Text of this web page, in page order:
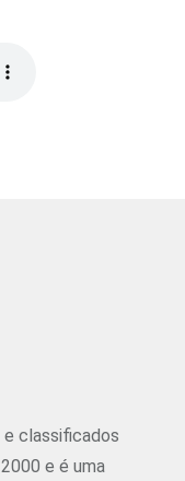
e classificados
e é uma